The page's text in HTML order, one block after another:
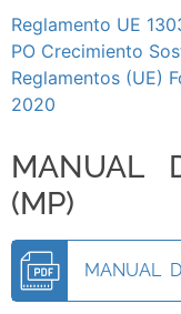
Reglamento UE
PO Crecimiento
Reglamentos (UE)
2020
MANUAL
(MP)
MANUAL